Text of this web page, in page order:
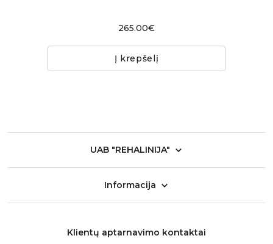
265.00€
Į krepšelį
UAB "REHALINIJA"
Informacija
Klientų aptarnavimo kontaktai